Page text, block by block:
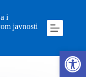
i
javnosti